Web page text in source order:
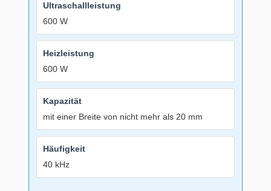
Ultraschallleistung
600 W
Heizleistung
600 W
Kapazität
mit einer Breite von nicht mehr als 20 mm
Häufigkeit
40 kHz